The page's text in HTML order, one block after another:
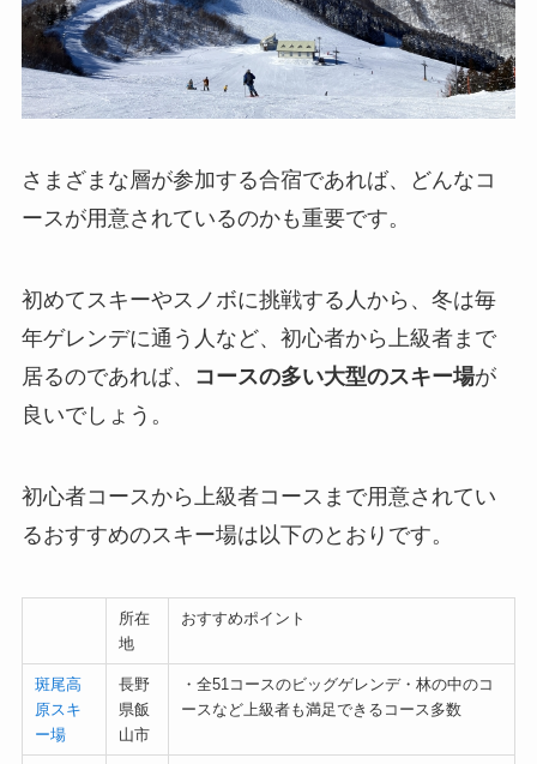
さまざまな層が参加する合宿であれば、どんなコ
ースが用意されているのかも重要です。
初めてスキーやスノボに挑戦する人から、冬は毎
年ゲレンデに通う人など、初心者から上級者まで
居るのであれば、
コースの多い大型のスキー場が
良いでしょう。
初心者コースから上級者コースまで用意されてい
るおすすめのスキー場は以下のとおりです。
所在
地
おすすめポイント
斑尾高
原スキ
ー場
長野
県飯
山市
・全51コースのビッグゲレンデ・林の中のコ
ースなど上級者も満足できるコース多数